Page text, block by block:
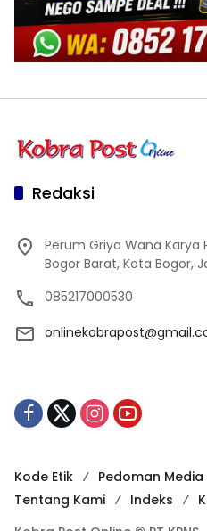
Redaksi
Perum Griya Wana Karya
Bogor Barat, Kota Bogor,
085217000530
Kode Etik Pedoman Media
Tentang Kami
Indeks